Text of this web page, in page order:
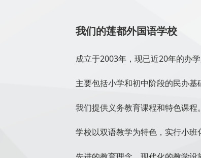
我们的莲都外国语学校
成立于2003年，现已近20年的办学
主要包括小学和初中阶段的民办基
我们提供义务教育课程和特色课程。
学校以双语教学为特色，实行小班